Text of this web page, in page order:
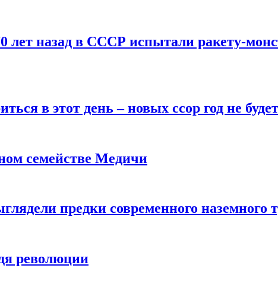
лет назад в СССР испытали ракету-
в этот день – новых ссор год не будет
семействе Медичи
предки современного наземного
революции